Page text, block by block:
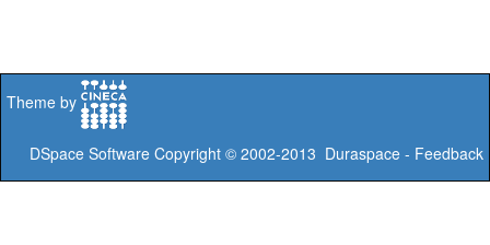
Theme by
DSpace Software Copyright © 2002-2013 Duraspace - Feedback